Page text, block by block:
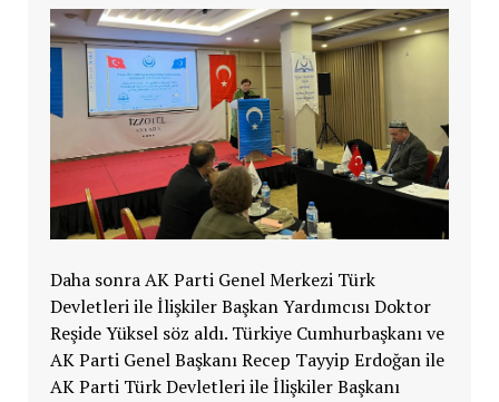
Daha sonra AK Parti Genel Merkezi Türk
Devletleri ile İlişkiler Başkan Yardımcısı Doktor
Reşide Yüksel söz aldı. Türkiye Cumhurbaşkanı ve
AK Parti Genel Başkanı Recep Tayyip Erdoğan ile
AK Parti Türk Devletleri ile İlişkiler Başkanı